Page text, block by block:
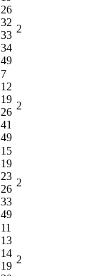
26
32
33
34
49
2
7
12
19
26
41
49
2
15
19
23
26
33
49
2
11
13
14
19
2